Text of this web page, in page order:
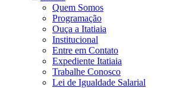
Quem Somos
Programação
Ouça a Itatiaia
Institucional
Entre em Contato
Expediente Itatiaia
Trabalhe Conosco
Lei de Igualdade Salarial